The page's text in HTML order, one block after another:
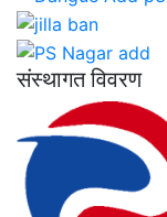
संस्थागत विवरण